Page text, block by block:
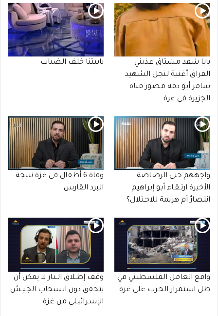
يابا شقد مشتاق عذبني
الفراق أغنية لنجل الشهيد
سامر أبو دقة مصور قناة
الجزيرة في غزة
يابيتنا خلف الضباب
واجههم حتى الرصـاصة
الأخيرة ارتـقـاء أبو إبراهيم
انتصارٌ أم هزيمة للاحـتلال؟
وفاة 6 أطفال في غزة نتيجة
البرد القارس
واقع العامل الفلسطيني في
ظل استمرار الحـرب على غزة
وقف إطـلاق الـنـار لا يمكن أن
يتحقق دون انـسحاب الجـيـش
الإسـرائيـلي من غزة